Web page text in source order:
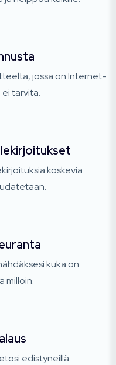
jossa on Internet-
tarvita.
koskevia
kuka on
milloin.
edistyneillä